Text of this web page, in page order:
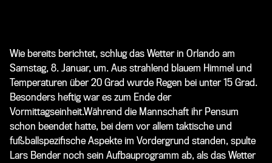
Wie bereits berichtet, schlug das Wetter in Orlando am
Samstag, 8. Januar, um. Aus strahlend blauem Himmel und
Temperaturen über 20 Grad wurde Regen bei unter 15 Grad.
Besonders heftig war es zum Ende der
Vormittagseinheit.Während die Mannschaft ihr Pensum
schon beendet hatte, bei dem vor allem taktische und
fußballspezifische Aspekte im Vordergrund standen, spulte
Lars Bender noch sein Aufbauprogramm ab, als das Wetter